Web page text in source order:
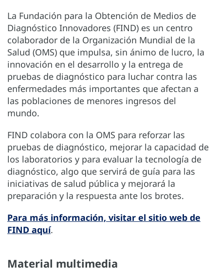
La Fundación para la Obtención de Medios de
Diagnóstico Innovadores (FIND) es un centro
colaborador de la Organización Mundial de la
Salud (OMS) que impulsa, sin ánimo de lucro, la
innovación en el desarrollo y la entrega de
pruebas de diagnóstico para luchar contra las
enfermedades más importantes que afectan a
las poblaciones de menores ingresos del
mundo.
FIND colabora con la OMS para reforzar las
pruebas de diagnóstico, mejorar la capacidad de
los laboratorios y para evaluar la tecnología de
diagnóstico, algo que servirá de guía para las
iniciativas de salud pública y mejorará la
preparación y la respuesta ante los brotes.
Para más información, visitar el sitio web de
FIND aquí.
Material multimedia